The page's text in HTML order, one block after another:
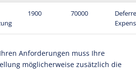
1900 70000
Anforderungen muss Ihre
möglicherweise zusätzlich die